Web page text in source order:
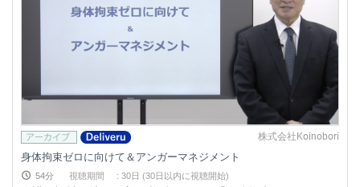
人事/労務
営業/マーケティング
ビジネススキル
IT
福祉/介護
株式会社Koinobori
身体拘束ゼロに向けて＆アンガーマネジメント
54分 視聴期間 : 30日 (30日以内に視聴開始)